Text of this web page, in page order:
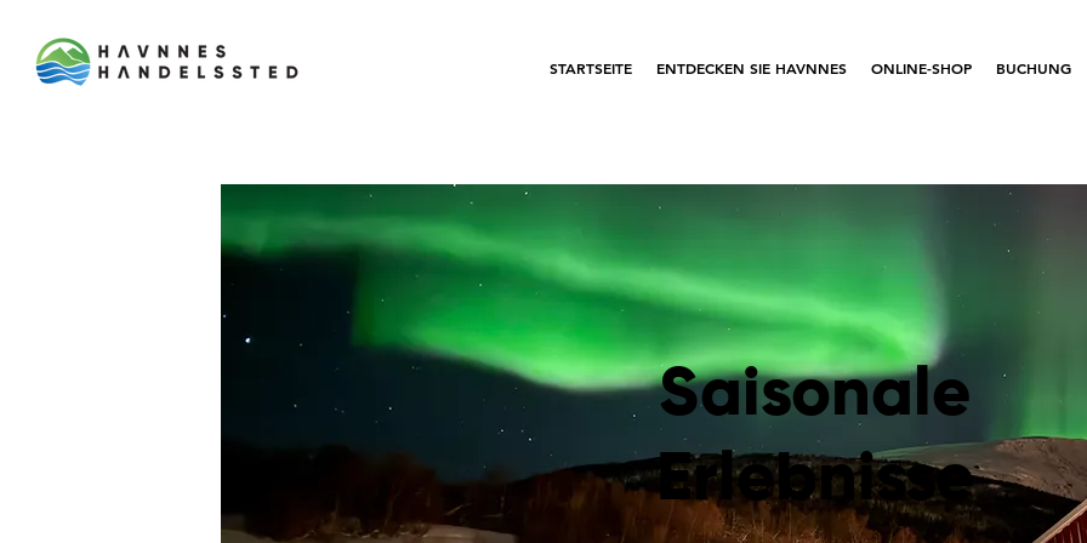
STARTSEITE ENTDECKEN SIE HAVNNES ONLINE-SHOP BUCHUNG
Saisonale
Erlebnisse